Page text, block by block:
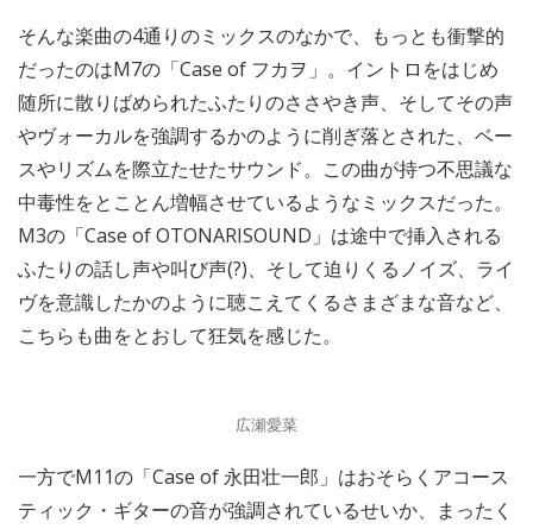
そんな楽曲の4通りのミックスのなかで、もっとも衝撃的
だったのはM7の「Case of フカヲ」。イントロをはじめ
随所に散りばめられたふたりのささやき声、そしてその声
やヴォーカルを強調するかのように削ぎ落とされた、ベー
スやリズムを際立たせたサウンド。この曲が持つ不思議な
中毒性をとことん増幅させているようなミックスだった。
M3の「Case of OTONARISOUND」は途中で挿入される
ふたりの話し声や叫び声(?)、そして迫りくるノイズ、ライ
ヴを意識したかのように聴こえてくるさまざまな音など、
こちらも曲をとおして狂気を感じた。
広瀬愛菜
一方でM11の「Case of 永田壮一郎」はおそらくアコース
ティック・ギターの音が強調されているせいか、まったく